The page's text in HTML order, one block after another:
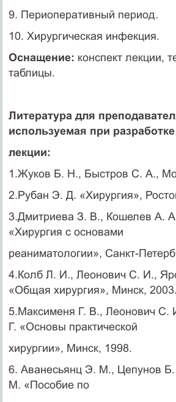
9. Периоперативный период.
10. Хирургическая инфекция.
Оснащение: конспект лекции,
таблицы.
Литература для
используемая при разработке
лекции:
1.Жуков Б. Н., Быстров С. А.,
2.Рубан Э. Д. «Хирургия»,
3.Дмитриева З. В., Кошелев А.
«Хирургия с основами
реаниматологии», Санкт-
4.Колб Л. И., Леонович С. И.,
«Общая хирургия», Минск, 2003.
5.Максименя Г. В., Леонович С.
Г. «Основы практической
хирургии», Минск, 1998.
6. Аванесьянц Э. М., Цепунов
М. «Пособие по